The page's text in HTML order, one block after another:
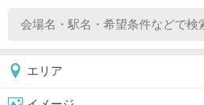
エリア